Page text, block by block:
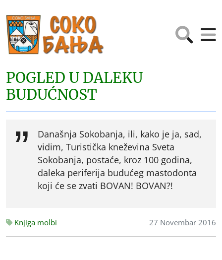
POGLED U DALEKU
BUDUĆNOST
Današnja Sokobanja, ili, kako je ja, sad,
vidim, Turistička kneževina Sveta
Sokobanja, postaće, kroz 100 godina,
daleka periferija budućeg mastodonta
koji će se zvati BOVAN! BOVAN?!
Knjiga molbi 27 Novembar 2016